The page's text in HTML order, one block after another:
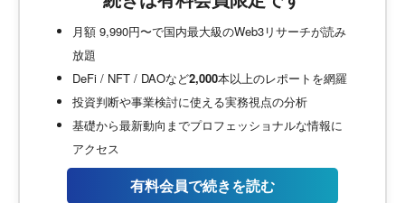
月額 9,990円〜で国内最大級のWeb3リサーチが読み
放題
DeFi / NFT / DAOなど2,000本以上のレポートを網羅
投資判断や事業検討に使える実務視点の分析
基礎から最新動向までプロフェッショナルな情報に
アクセス
有料会員で続きを読む